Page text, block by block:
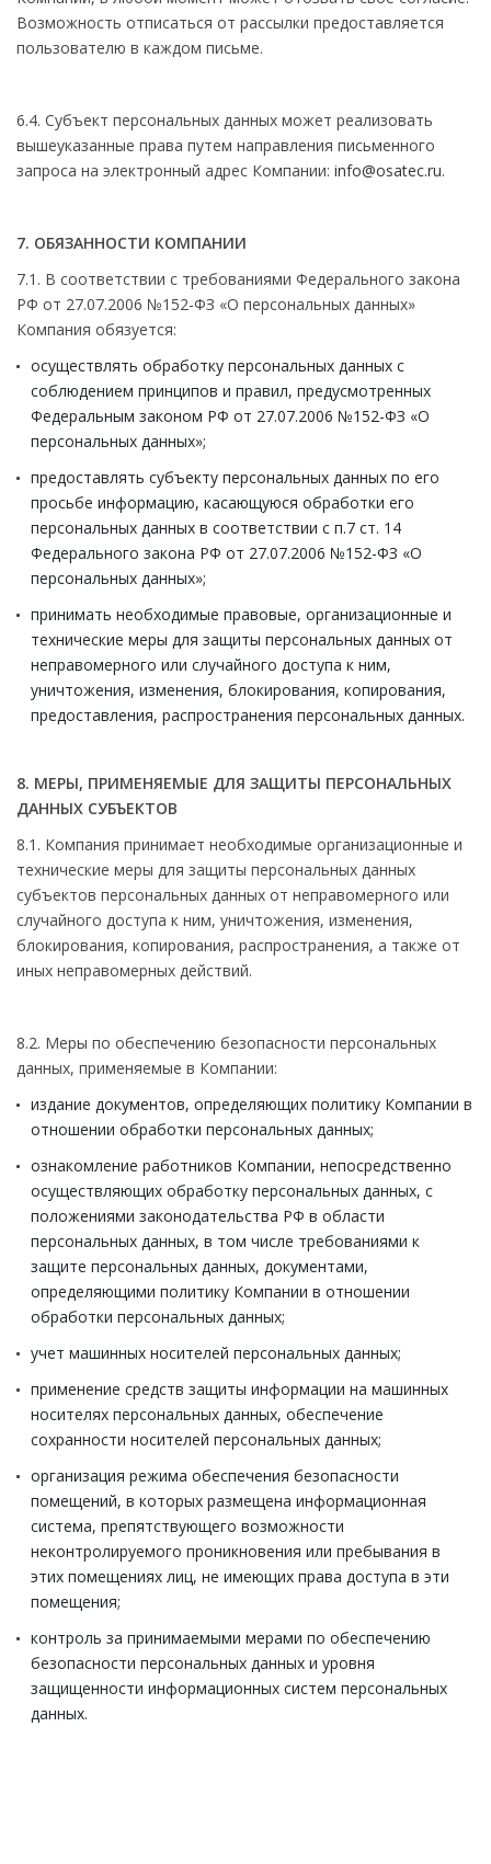
Возможность отписаться от рассылки предоставляется
пользователю в каждом письме.
6.4. Субъект персональных данных может реализовать
вышеуказанные права путем направления письменного
запроса на электронный адрес Компании: info@osatec.ru.
7. ОБЯЗАННОСТИ КОМПАНИИ
7.1. В соответствии с требованиями Федерального закона
РФ от 27.07.2006 №152-ФЗ «О персональных данных»
Компания обязуется:
осуществлять обработку персональных данных с
соблюдением принципов и правил, предусмотренных
Федеральным законом РФ от 27.07.2006 №152-ФЗ «О
персональных данных»;
предоставлять субъекту персональных данных по его
просьбе информацию, касающуюся обработки его
персональных данных в соответствии с п.7 ст. 14
Федерального закона РФ от 27.07.2006 №152-ФЗ «О
персональных данных»;
принимать необходимые правовые, организационные и
технические меры для защиты персональных данных от
неправомерного или случайного доступа к ним,
уничтожения, изменения, блокирования, копирования,
предоставления, распространения персональных данных.
8. МЕРЫ, ПРИМЕНЯЕМЫЕ ДЛЯ ЗАЩИТЫ ПЕРСОНАЛЬНЫХ
ДАННЫХ СУБЪЕКТОВ
8.1. Компания принимает необходимые организационные и
технические меры для защиты персональных данных
субъектов персональных данных от неправомерного или
случайного доступа к ним, уничтожения, изменения,
блокирования, копирования, распространения, а также от
иных неправомерных действий.
8.2. Меры по обеспечению безопасности персональных
данных, применяемые в Компании:
издание документов, определяющих политику Компании в
отношении обработки персональных данных;
ознакомление работников Компании, непосредственно
осуществляющих обработку персональных данных, с
положениями законодательства РФ в области
персональных данных, в том числе требованиями к
защите персональных данных, документами,
определяющими политику Компании в отношении
обработки персональных данных;
учет машинных носителей персональных данных;
применение средств защиты информации на машинных
носителях персональных данных, обеспечение
сохранности носителей персональных данных;
организация режима обеспечения безопасности
помещений, в которых размещена информационная
система, препятствующего возможности
неконтролируемого проникновения или пребывания в
этих помещениях лиц, не имеющих права доступа в эти
помещения;
контроль за принимаемыми мерами по обеспечению
безопасности персональных данных и уровня
защищенности информационных систем персональных
данных.